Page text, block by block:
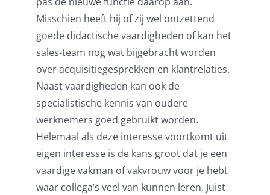
Misschien heeft hij of zij wel ontzettend
goede didactische vaardigheden of kan het
sales-team nog wat bijgebracht worden
over acquisitiegesprekken en klantrelaties.
Naast vaardigheden kan ook de
specialistische kennis van oudere
werknemers goed gebruikt worden.
Helemaal als deze interesse voortkomt uit
eigen interesse is de kans groot dat je een
vaardige vakman of vakvrouw voor je hebt
waar collega’s veel van kunnen leren. Juist